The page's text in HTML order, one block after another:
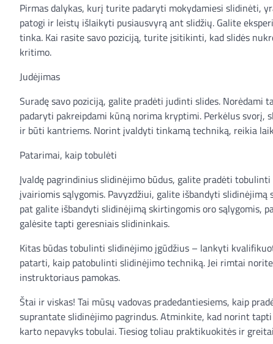
Pirmas dalykas, kurį turite padaryti mokydamiesi slidinėti,
patogi ir leistų išlaikyti pusiausvyrą ant slidžių. Galite
tinka. Kai rasite savo poziciją, turite įsitikinti, kad slidės
kritimo.
Judėjimas
Suradę savo poziciją, galite pradėti judinti slides.
padaryti pakreipdami kūną norima kryptimi. Perkėlus
ir būti kantriems. Norint įvaldyti tinkamą techniką, reikia
Patarimai, kaip tobulėti
Įvaldę pagrindinius slidinėjimo būdus, galite pradėti
įvairiomis sąlygomis. Pavyzdžiui, galite išbandyti
pat galite išbandyti slidinėjimą skirtingomis oro sąlygomis,
galėsite tapti geresniais slidininkais.
Kitas būdas tobulinti slidinėjimo įgūdžius – lankyti
patarti, kaip patobulinti slidinėjimo techniką. Jei rimtai
instruktoriaus pamokas.
Štai ir viskas! Tai mūsų vadovas pradedantiesiems, kaip
suprantate slidinėjimo pagrindus. Atminkite, kad norint
karto nepavyks tobulai. Tiesiog toliau praktikuokitės ir